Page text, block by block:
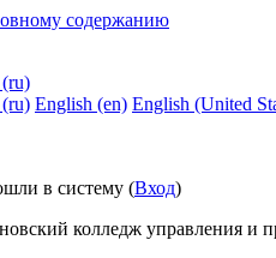
содержанию
English ‎(en)‎ English (United
в систему (Вход)